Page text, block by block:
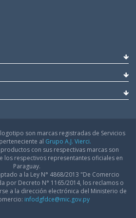
son marcas registradas de Servicios
al Grupo A.J. Vierci.
con sus respectivas marcas son
los respectivos representantes oficiales en
Paraguay.
a la Ley N° 4868/2013 "De Comercio
por Decreto N° 1165/2014, los reclamos o
a la dirección electrónica del Ministerio de
infodgfdce@mic.gov.py